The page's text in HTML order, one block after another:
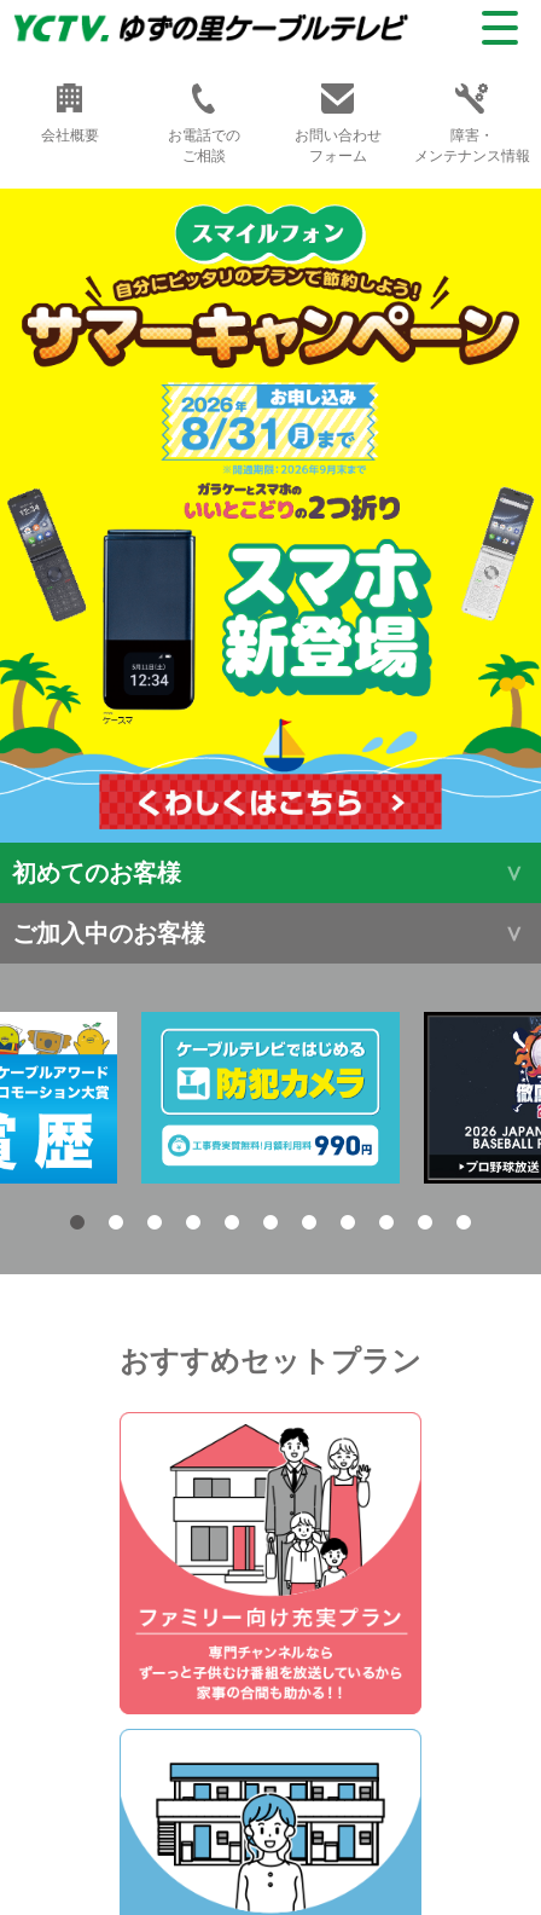
会社概要
お電話での
ご相談
お問い合わせ
フォーム
障害・
メンテナンス情報
初めてのお客様
ご加入中のお客様
おすすめセットプラン